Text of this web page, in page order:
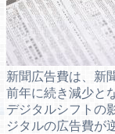
新聞広告費は、新
前年に続き減少と
デジタルシフトの
ジタルの広告費が